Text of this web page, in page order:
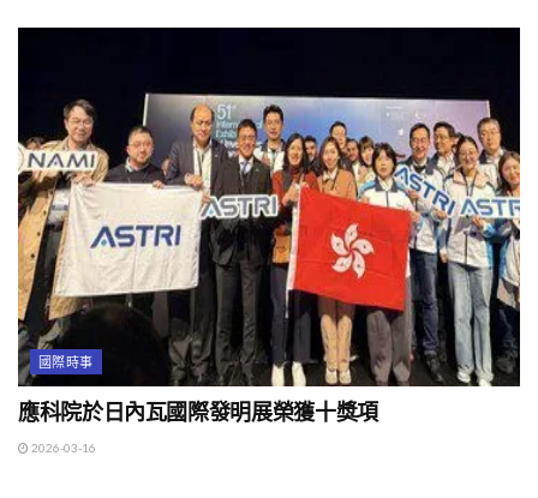
國際時事
應科院於日內瓦國際發明展榮獲十獎項
2026-03-16